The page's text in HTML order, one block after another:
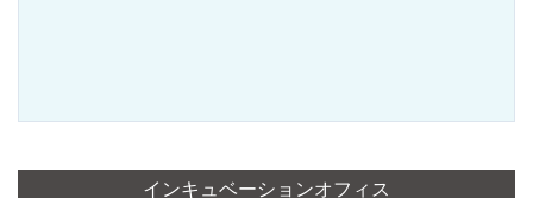
インキュベーションオフィス